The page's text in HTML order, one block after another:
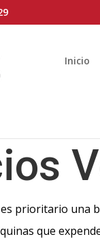
Inicio
prioritario una
que